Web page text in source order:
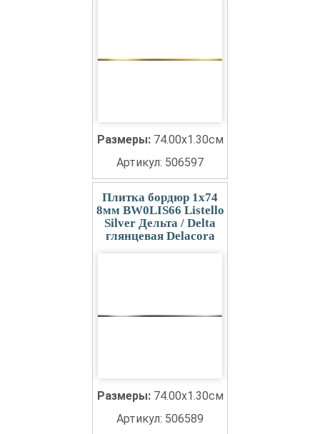
Размеры: 74.00x1.30см
Артикул: 506597
Плитка бордюр 1x74
8мм BW0LIS66 Listello
Silver Дельта / Delta
глянцевая Delacora
Размеры: 74.00x1.30см
Артикул: 506589